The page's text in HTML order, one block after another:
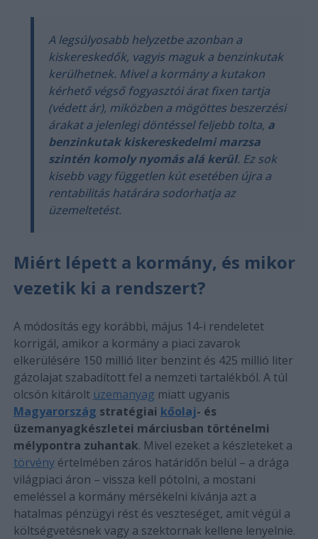
A legsúlyosabb helyzetbe azonban a
kiskereskedők, vagyis maguk a benzinkutak
kerülhetnek. Mivel a kormány a kutakon
kérhető végső fogyasztói árat fixen tartja
(védett ár), miközben a mögöttes beszerzési
árakat a jelenlegi döntéssel feljebb tolta, a
benzinkutak kiskereskedelmi marzsa
szintén komoly nyomás alá kerül. Ez sok
kisebb vagy független kút esetében újra a
rentabilitás határára sodorhatja az
üzemeltetést.
Miért lépett a kormány, és mikor
vezetik ki a rendszert?
A módosítás egy korábbi, május 14-i rendeletet
korrigál, amikor a kormány a piaci zavarok
elkerülésére 150 millió liter benzint és 425 millió liter
gázolajat szabadított fel a nemzeti tartalékból. A túl
olcsón kitárolt üzemanyag miatt ugyanis
Magyarország stratégiai kőolaj- és
üzemanyagkészletei márciusban történelmi
mélypontra zuhantak. Mivel ezeket a készleteket a
törvényértelmében záros határidőn belül – a drága
világpiaci áron – vissza kell pótolni, a mostani
emeléssel a kormány mérsékelni kívánja azt a
hatalmas pénzügyi rést és veszteséget, amit végül a
költségvetésnek vagy a szektornak kellene lenyelnie.